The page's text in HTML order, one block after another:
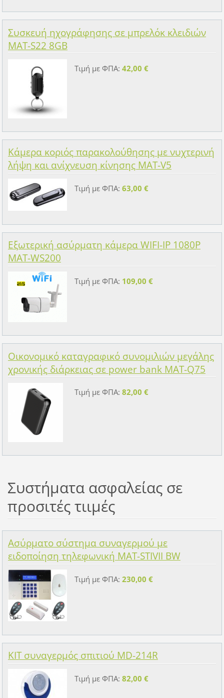
Συσκευή ηχογράφησης σε μπρελόκ κλειδιών
MAT-S22 8GB
Τιμή με ΦΠΑ: 42,00 €
Κάμερα κοριός παρακολούθησης με νυχτερινή
λήψη και ανίχνευση κίνησης MAT-V5
Τιμή με ΦΠΑ: 63,00 €
Εξωτερική ασύρματη κάμερα WIFI-IP 1080P
MAT-WS200
Τιμή με ΦΠΑ: 109,00 €
Οικονομικό καταγραφικό συνομιλιών μεγάλης
χρονικής διάρκειας σε power bank MAT-Q75
Τιμή με ΦΠΑ: 82,00 €
Συστήματα ασφαλείας σε
προσιτές τιιμές
Ασύρματο σύστημα συναγερμού με
ειδοποίηση τηλεφωνική MAT-STIVII BW
Τιμή με ΦΠΑ: 230,00 €
KIT συναγερμός σπιτιού MD-214R
Τιμή με ΦΠΑ: 82,00 €